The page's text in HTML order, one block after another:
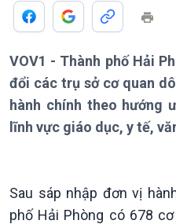
Giới thiệu
VOV1 - Thành phố Hải
đổi các trụ sở cơ quan
hành chính theo hướng
lĩnh vực giáo dục, y tế,
Sau sáp nhập đơn vị
phố Hải Phòng có 678